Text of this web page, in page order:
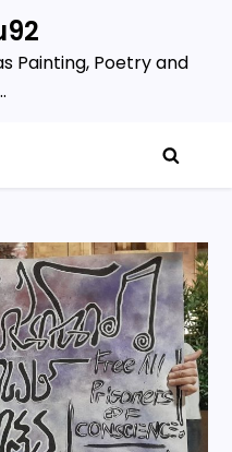
Painting, Poetry and